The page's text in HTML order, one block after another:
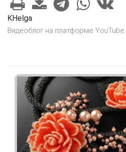
KHelga
Видеоблог на платформе YouTube.